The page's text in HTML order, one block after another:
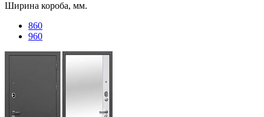
Ширина короба, мм.
860
960